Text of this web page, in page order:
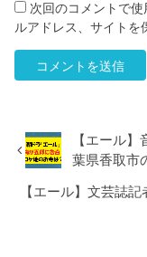
次回のコメントで
ルアドレス、サイトを
【エール
葉県香取市
【エール】文芸誌